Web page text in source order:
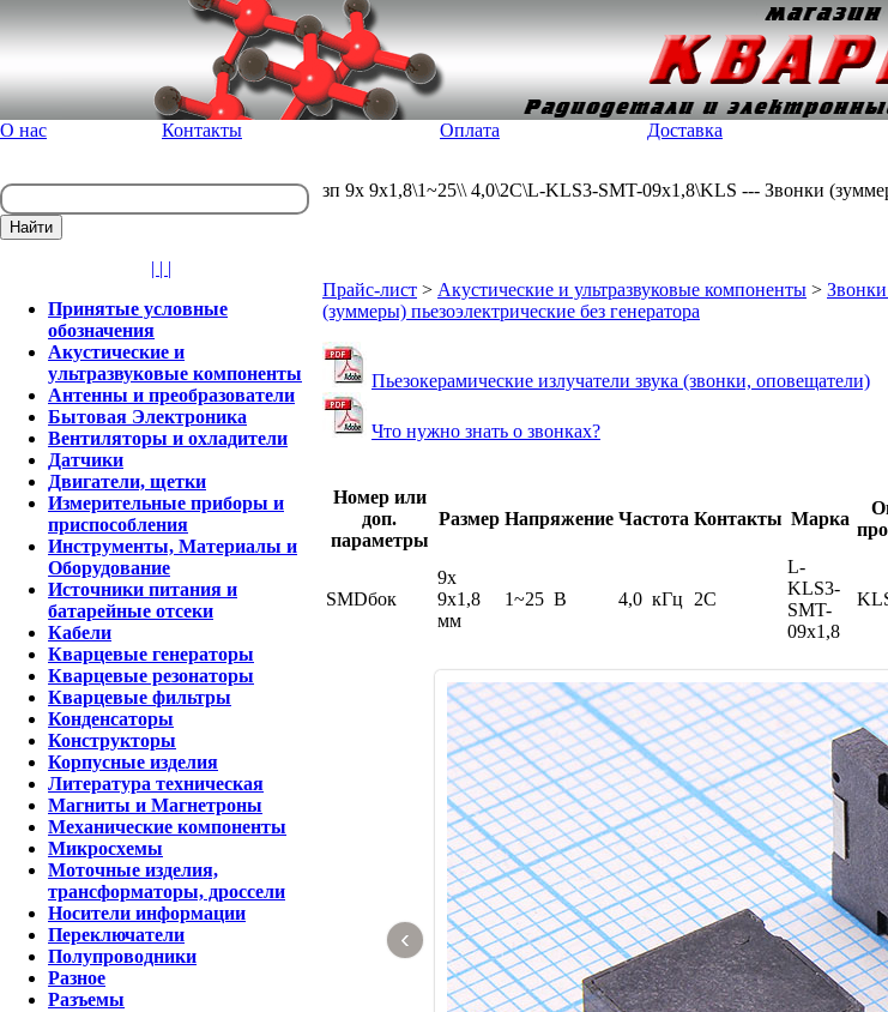
О нас Контакты Оплата Доставка
зп 9x 9x1,8\1~25\\ 4,0\2C\L-KLS3-SMT-09x1,8\KLS --- Звонки
| | |
Принятые условные
обозначения
Акустические и
ультразвуковые компоненты
Антенны и преобразователи
Бытовая Электроника
Вентиляторы и охладители
Датчики
Двигатели, щетки
Измерительные приборы и
приспособления
Инструменты, Материалы и
Оборудование
Источники питания и
батарейные отсеки
Кабели
Кварцевые генераторы
Кварцевые резонаторы
Кварцевые фильтры
Конденсаторы
Конструкторы
Корпусные изделия
Литература техническая
Магниты и Магнетроны
Механические компоненты
Микросхемы
Моточные изделия,
трансформаторы, дроссели
Носители информации
Переключатели
Полупроводники
Разное
Разъемы
Прайс-лист > Акустические и ультразвуковые компоненты >
(зуммеры) пьезоэлектрические без генератора
Пьезокерамические излучатели звука (звонки, оповещатели)
Что нужно знать о звонках?
Номер или
доп.
параметры
Размер Напряжение Частота Контакты Марка
SMDбок
9x
9x1,8
мм
1~25 В 4,0 кГц 2C
L-
KLS3-
SMT-
09x1,8
‹